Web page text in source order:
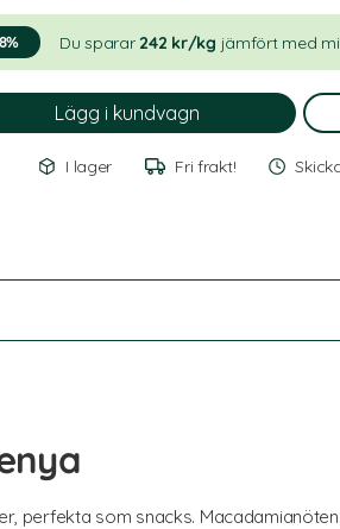
Du sparar 242 kr/kg jämfört med
I lager Fri frakt!
perfekta som snacks.